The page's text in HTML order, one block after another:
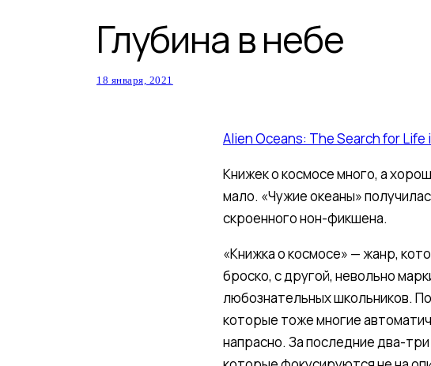
Глубина в небе
18 января, 2021
Alien Oceans: The Search for
Книжек о космосе много, а
мало. «Чужие океаны»
скроенного нон-фикшена.
«Книжка о космосе» — жанр,
броско, с другой, невольно
любознательных школьников.
которые тоже многие
напрасно. За последние два-